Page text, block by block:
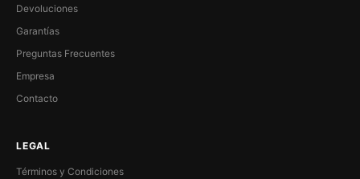
Devoluciones
Garantías
Preguntas Frecuentes
Empresa
Contacto
LEGAL
Términos y Condiciones